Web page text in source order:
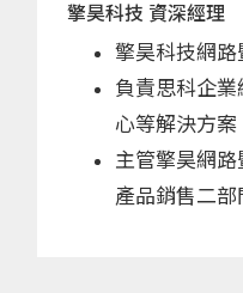
擎昊科技 資深經理
擎昊科技網
負責思科企
心等解決方案
主管擎昊網路
產品銷售二部